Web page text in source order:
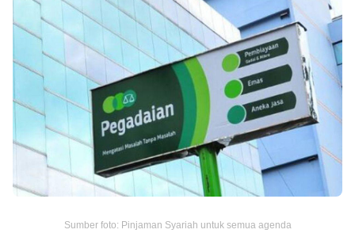
Sumber foto: Pinjaman Syariah untuk semua agenda